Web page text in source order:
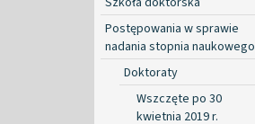
Postępowania w sprawie
nadania stopnia naukowego
Doktoraty
Wszczęte po 30
kwietnia 2019 r.